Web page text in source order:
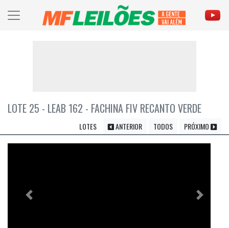
LOTE 25 - LEAB 162 - FACHINA FIV RECANTO VERDE
LOTES ANTERIOR TODOS PRÓXIMO
Previous Próximo